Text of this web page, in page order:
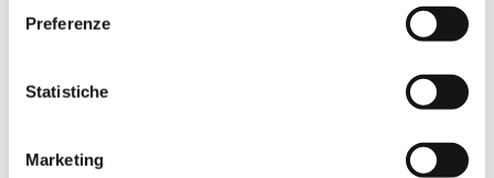
Preferenze
Statistiche
Marketing
Onda Vision